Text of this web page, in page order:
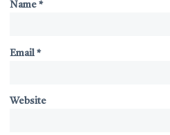
Name *
Email *
Website